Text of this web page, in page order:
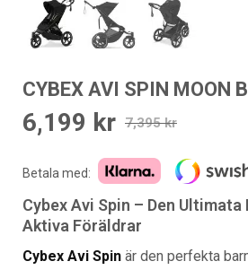
CYBEX AVI SPIN MOON
7,395kr
Det
priset
7,395 kr.
6,199 krDet
priset
6,199 kr.
Betala med:
Cybex Avi Spin – Den
Aktiva Föräldrar
Cybex Avi Spin är den perfekta